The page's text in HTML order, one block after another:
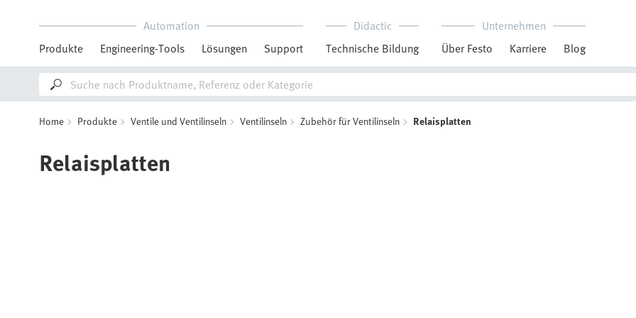
Automation
Produkte
Engineering-Tools Lösungen Support
Didactic
Technische Bildung
Unternehmen
Über Festo
Karriere Blog
Home Produkte Ventile und Ventilinseln Ventilinseln Zubehör für Ventilinseln Relaisplatten
Relaisplatten